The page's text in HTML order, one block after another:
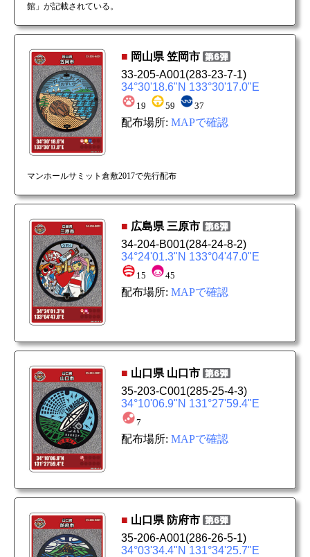
館」が記載されている。
■ 岡山県 笠岡市
33-205-A001(283-23-7-1)
34°30'18.6"N 133°30'17.0"E
19 59 37
配布場所: MAPで確認
マンホールサミット倉敷2017で先行配布
■ 広島県 三原市
34-204-B001(284-24-8-2)
34°24'01.3"N 133°04'47.0"E
15 45
配布場所: MAPで確認
■ 山口県 山口市
35-203-C001(285-25-4-3)
34°10'06.9"N 131°27'59.4"E
7
配布場所: MAPで確認
■ 山口県 防府市
35-206-A001(286-26-5-1)
34°03'34.4"N 131°34'25.7"E